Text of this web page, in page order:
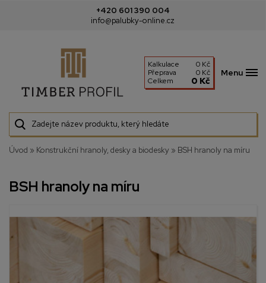
+420 601 390 004
info@palubky-online.cz
Kalkulace
0 Kč
Přeprava
0 Kč
Celkem
0 Kč
Menu
Úvod » Konstrukční hranoly, desky a biodesky » BSH hranoly na míru
BSH hranoly na míru